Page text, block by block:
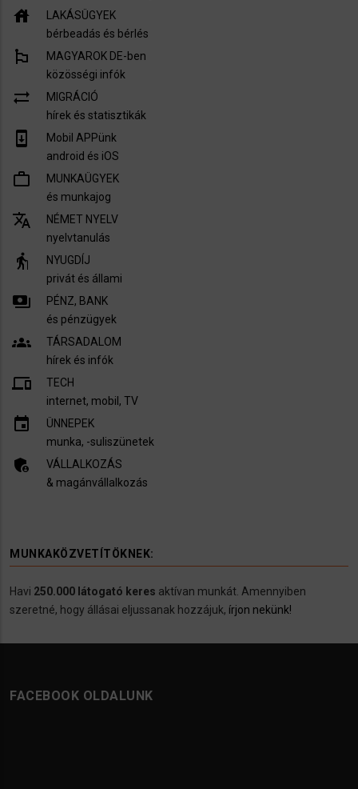
house
LAKÁSÜGYEK
bérbeadás és bérlés
emoji_flags
MAGYAROK DE-ben
közösségi infók
sync_alt
MIGRÁCIÓ
hírek és statisztikák
system_update
Mobil APPünk
android és iOS
work_outline
MUNKAÜGYEK
és munkajog
translate
NÉMET NYELV
nyelvtanulás
elderly
NYUGDÍJ
privát és állami
payments
PÉNZ, BANK
és pénzügyek
groups
TÁRSADALOM
hírek és infók
devices
TECH
internet, mobil, TV​
insert_invitation
ÜNNEPEK
munka, -suliszünetek
admin_panel_settings
VÁLLALKOZÁS
& magánvállalkozás
MUNKAKÖZVETÍTÖKNEK:
Havi 250.000 látogató keres aktívan munkát. Amennyiben
szeretné, hogy állásai eljussanak hozzájuk, írjon nekünk!
FACEBOOK OLDALUNK